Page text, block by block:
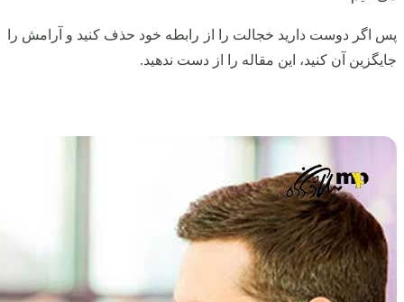
پس اگر دوست دارید خجالت را از رابطه خود حذف کنید و آرامش را
جایگزین آن کنید، این مقاله را از دست ندهید.